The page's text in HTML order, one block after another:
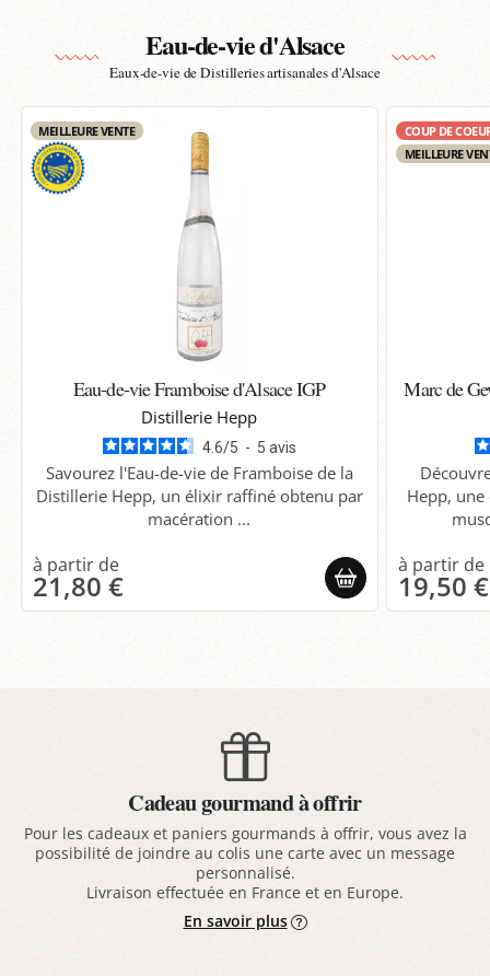
Eau-de-vie d'Alsace
Eaux-de-vie de Distilleries artisanales d'Alsace
MEILLEURE VENTE
Eau-de-vie Framboise d'Alsace IGP
Distillerie Hepp
4.6/5 - 5 avis
Savourez l'Eau-de-vie de Framboise de la
Distillerie Hepp, un élixir raffiné obtenu par
macération ...
21,80 €
COUP DE
MEILLEURE
Marc de
Hepp,
19,50 €
Cadeau gourmand à offrir
Pour les cadeaux et paniers gourmands à offrir, vous avez la
possibilité de joindre au colis une carte avec un message
personnalisé.
Livraison effectuée en France et en Europe.
En savoir plus